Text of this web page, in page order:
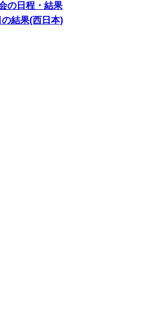
の日程・結果
の結果(西日本)